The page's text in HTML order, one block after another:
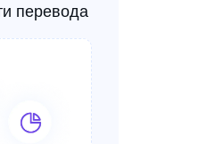
перевода